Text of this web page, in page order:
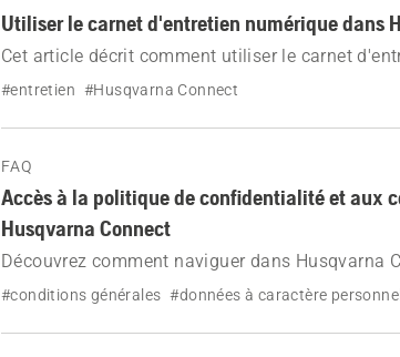
Utiliser le carnet d'entretien numérique dans
Cet article décrit comment utiliser le carnet
#entretien #Husqvarna Connect
FAQ
Accès à la politique de confidentialité et aux
Husqvarna Connect
Découvrez comment naviguer dans Husqvarna
confidentialité et nos conditions d'utilisation.
#conditions générales #données à caractère personnel